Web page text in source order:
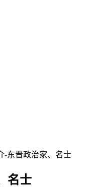
-东晋政治家、名士
名士